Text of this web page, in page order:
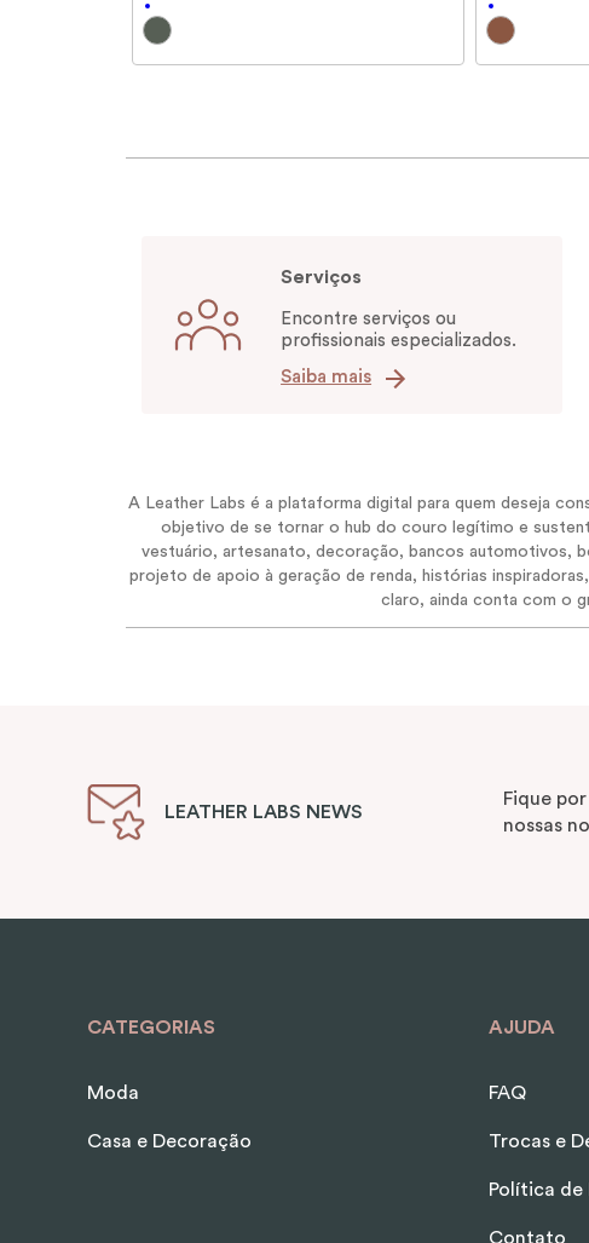
Serviços
Encontre serviços ou
profissionais especializados.
Saiba mais
A Leather Labs é a plataforma digital para quem deseja
objetivo de se tornar o hub do couro legítimo e
vestuário, artesanato, decoração, bancos automotivos,
projeto de apoio à geração de renda, histórias
claro, ainda conta com o
LEATHER LABS NEWS
Fique
nossas
CATEGORIAS
Moda
Casa e Decoração
AJUDA
FAQ
Trocas e
Política de
Contato